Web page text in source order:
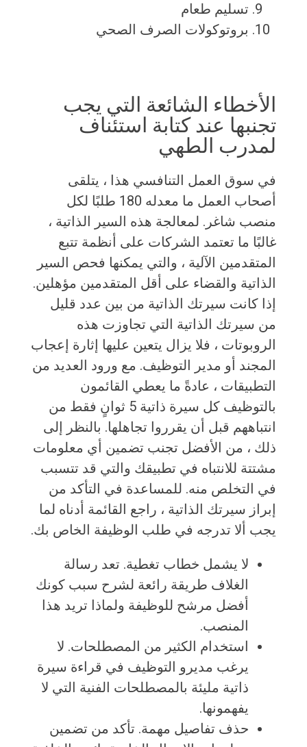
تسليم طعام
بروتوكولات الصرف الصحي
الأخطاء الشائعة التي يجب
تجنبها عند كتابة استئناف
لمدرب الطهي
في سوق العمل التنافسي هذا ، يتلقى
أصحاب العمل ما معدله 180 طلبًا لكل
منصب شاغر. لمعالجة هذه السير الذاتية ،
غالبًا ما تعتمد الشركات على أنظمة تتبع
المتقدمين الآلية ، والتي يمكنها فحص السير
الذاتية والقضاء على أقل المتقدمين مؤهلين.
إذا كانت سيرتك الذاتية من بين عدد قليل
من سيرتك الذاتية التي تجاوزت هذه
الروبوتات ، فلا يزال يتعين عليها إثارة إعجاب
المجند أو مدير التوظيف. مع ورود العديد من
التطبيقات ، عادةً ما يعطي القائمون
بالتوظيف كل سيرة ذاتية 5 ثوانٍ فقط من
انتباههم قبل أن يقرروا تجاهلها. بالنظر إلى
ذلك ، من الأفضل تجنب تضمين أي معلومات
مشتتة للانتباه في تطبيقك والتي قد تتسبب
في التخلص منه. للمساعدة في التأكد من
إبراز سيرتك الذاتية ، راجع القائمة أدناه لما
يجب ألا تدرجه في طلب الوظيفة الخاص بك.
لا يشمل خطاب تغطية. تعد رسالة
الغلاف طريقة رائعة لشرح سبب كونك
أفضل مرشح للوظيفة ولماذا تريد هذا
المنصب.
استخدام الكثير من المصطلحات. لا
يرغب مديرو التوظيف في قراءة سيرة
ذاتية مليئة بالمصطلحات الفنية التي لا
يفهمونها.
حذف تفاصيل مهمة. تأكد من تضمين